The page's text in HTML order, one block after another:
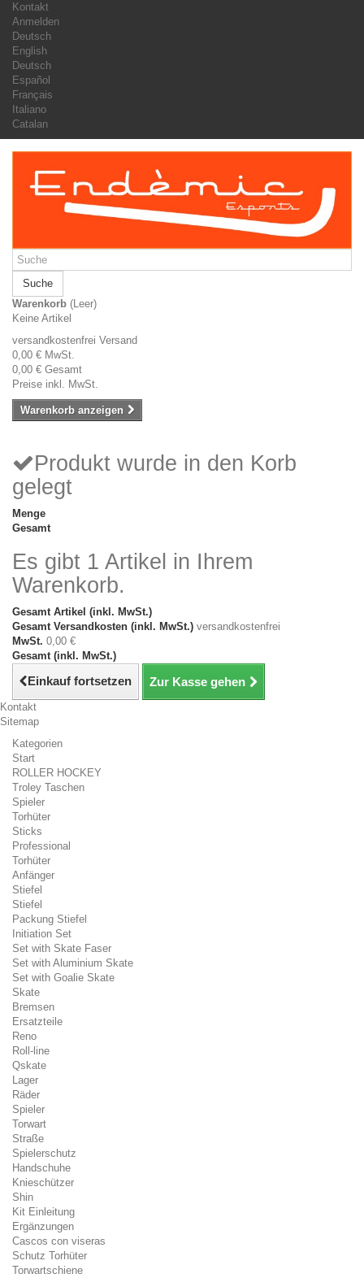
Kontakt
Anmelden
Deutsch
English
Deutsch
Español
Français
Italiano
Catalan
Suche
Warenkorb (Leer)
Keine Artikel
versandkostenfrei Versand
0,00 € MwSt.
0,00 € Gesamt
Preise inkl. MwSt.
Warenkorb anzeigen
Produkt wurde in den Korb
gelegt
Menge
Gesamt
Es gibt 1 Artikel in Ihrem
Warenkorb.
Gesamt Artikel (inkl. MwSt.)
Gesamt Versandkosten (inkl. MwSt.) versandkostenfrei
MwSt. 0,00 €
Gesamt (inkl. MwSt.)
Einkauf fortsetzen Zur Kasse gehen
Kontakt
Sitemap
Kategorien
Start
ROLLER HOCKEY
Troley Taschen
Spieler
Torhüter
Sticks
Professional
Torhüter
Anfänger
Stiefel
Stiefel
Packung Stiefel
Initiation Set
Set with Skate Faser
Set with Aluminium Skate
Set with Goalie Skate
Skate
Bremsen
Ersatzteile
Reno
Roll-line
Qskate
Lager
Räder
Spieler
Torwart
Straße
Spielerschutz
Handschuhe
Knieschützer
Shin
Kit Einleitung
Ergänzungen
Cascos con viseras
Schutz Torhüter
Torwartschiene